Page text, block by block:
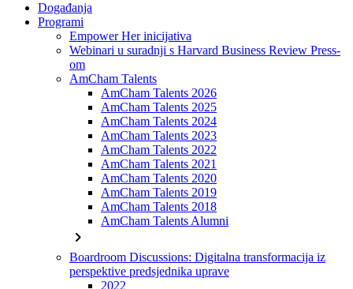
Događanja
Programi
Empower Her inicijativa
Webinari u suradnji s Harvard Business Review Press-
om
AmCham Talents
AmCham Talents 2026
AmCham Talents 2025
AmCham Talents 2024
AmCham Talents 2023
AmCham Talents 2022
AmCham Talents 2021
AmCham Talents 2020
AmCham Talents 2019
AmCham Talents 2018
AmCham Talents Alumni
chevron_right
Boardroom Discussions: Digitalna transformacija iz
perspektive predsjednika uprave
2022